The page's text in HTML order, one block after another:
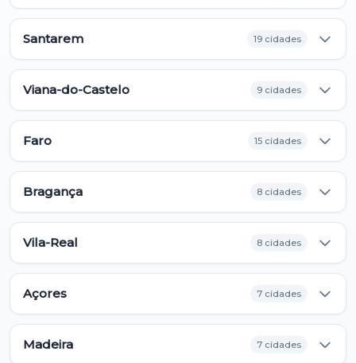
Santarem 19 cidades
Viana-do-Castelo 9 cidades
Faro 15 cidades
Bragança 8 cidades
Vila-Real 8 cidades
Açores 7 cidades
Madeira 7 cidades